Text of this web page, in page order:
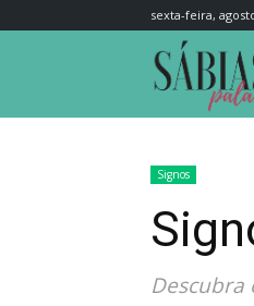
sexta-feira,
Signos
Descubra